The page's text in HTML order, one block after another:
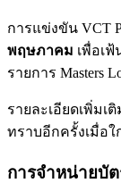
การแข่งขัน VCT
พฤษภาคม เพื่อเ
รายการ Masters
รายละเอียดเพิ่มเ
ทราบอีกครั้งเมื่อใ
การจำหน่ายบั